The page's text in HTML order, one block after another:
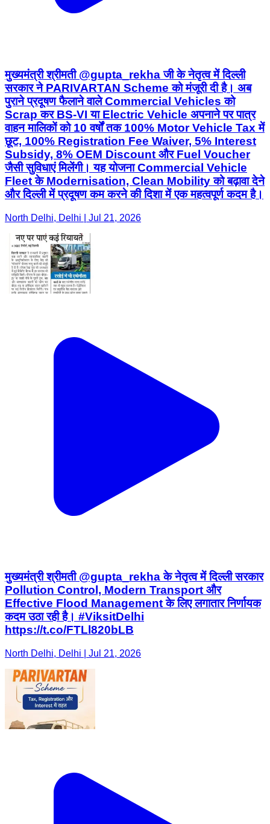
मुख्यमंत्री श्रीमती @gupta_rekha जी के नेतृत्व में दिल्ली
सरकार ने PARIVARTAN Scheme को मंजूरी दी है। अब
पुराने प्रदूषण फैलाने वाले Commercial Vehicles को
Scrap कर BS-VI या Electric Vehicle अपनाने पर पात्र
वाहन मालिकों को 10 वर्षों तक 100% Motor Vehicle Tax में
छूट, 100% Registration Fee Waiver, 5% Interest
Subsidy, 8% OEM Discount और Fuel Voucher
जैसी सुविधाएं मिलेंगी। यह योजना Commercial Vehicle
Fleet के Modernisation, Clean Mobility को बढ़ावा देने
और दिल्ली में प्रदूषण कम करने की दिशा में एक महत्वपूर्ण कदम है।
North Delhi, Delhi | Jul 21, 2026
मुख्यमंत्री श्रीमती @gupta_rekha के नेतृत्व में दिल्ली सरकार
Pollution Control, Modern Transport और
Effective Flood Management के लिए लगातार निर्णायक
कदम उठा रही है। #ViksitDelhi
https://t.co/FTLl820bLB
North Delhi, Delhi | Jul 21, 2026